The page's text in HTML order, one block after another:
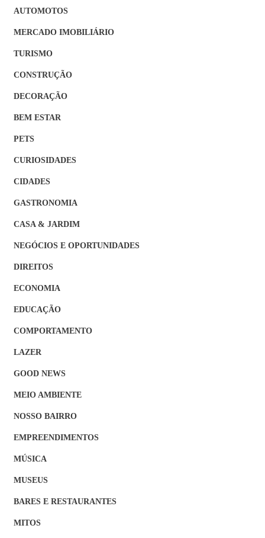
AUTOMOTOS
MERCADO IMOBILIÁRIO
TURISMO
CONSTRUÇÃO
DECORAÇÃO
BEM ESTAR
PETS
CURIOSIDADES
CIDADES
GASTRONOMIA
CASA & JARDIM
NEGÓCIOS E OPORTUNIDADES
DIREITOS
ECONOMIA
EDUCAÇÃO
COMPORTAMENTO
LAZER
GOOD NEWS
MEIO AMBIENTE
NOSSO BAIRRO
EMPREENDIMENTOS
MÚSICA
MUSEUS
BARES E RESTAURANTES
MITOS